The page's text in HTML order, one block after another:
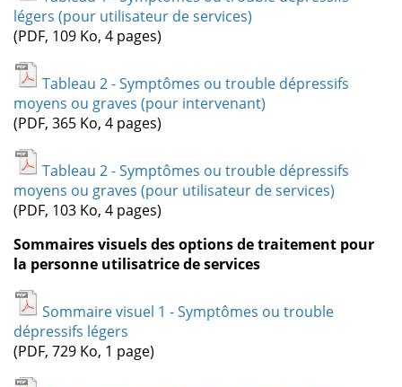
légers (pour utilisateur de services)
(PDF, 109 Ko, 4 pages)
Tableau 2 - Symptômes ou trouble dépressifs
moyens ou graves (pour intervenant)
(PDF, 365 Ko, 4 pages)
Tableau 2 - Symptômes ou trouble dépressifs
moyens ou graves (pour utilisateur de services)
(PDF, 103 Ko, 4 pages)
Sommaires visuels des options de traitement pour
la personne utilisatrice de services
Sommaire visuel 1 - Symptômes ou trouble
dépressifs légers
(PDF, 729 Ko, 1 page)